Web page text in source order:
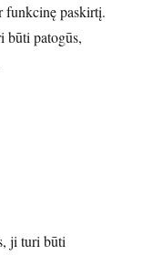
funkcinę paskirtį.
būti patogūs,
ji turi būti